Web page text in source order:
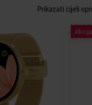
Prikazati cijeli
Akcija